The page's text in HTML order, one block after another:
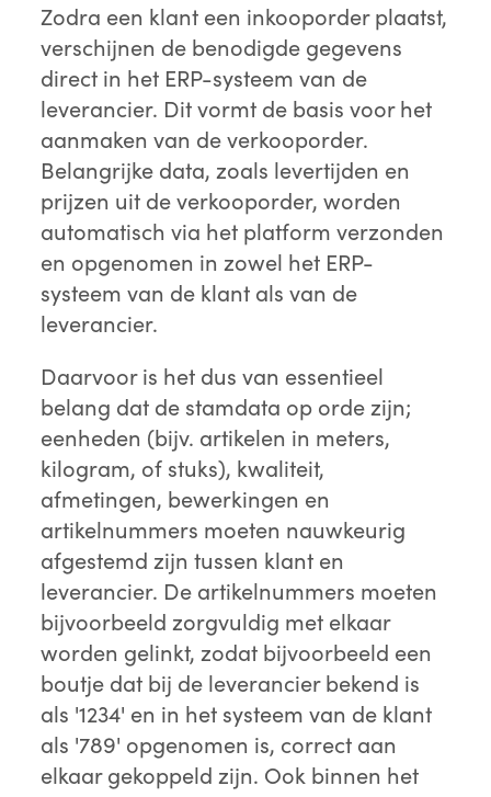
Zodra een klant een inkooporder plaatst,
verschijnen de benodigde gegevens
direct in het ERP-systeem van de
leverancier. Dit vormt de basis voor het
aanmaken van de verkooporder.
Belangrijke data, zoals levertijden en
prijzen uit de verkooporder, worden
automatisch via het platform verzonden
en opgenomen in zowel het ERP-
systeem van de klant als van de
leverancier.
Daarvoor is het dus van essentieel
belang dat de stamdata op orde zijn;
eenheden (bijv. artikelen in meters,
kilogram, of stuks), kwaliteit,
afmetingen, bewerkingen en
artikelnummers moeten nauwkeurig
afgestemd zijn tussen klant en
leverancier. De artikelnummers moeten
bijvoorbeeld zorgvuldig met elkaar
worden gelinkt, zodat bijvoorbeeld een
boutje dat bij de leverancier bekend is
als '1234' en in het systeem van de klant
als '789' opgenomen is, correct aan
elkaar gekoppeld zijn. Ook binnen het